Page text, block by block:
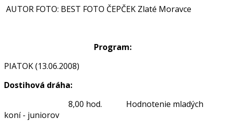
AUTOR FOTO: BEST FOTO ČEPČEK Zlaté Moravce
Program:
PIATOK (13.06.2008)
Dostihová dráha:
8,00 hod. Hodnotenie mladých
koní - juniorov